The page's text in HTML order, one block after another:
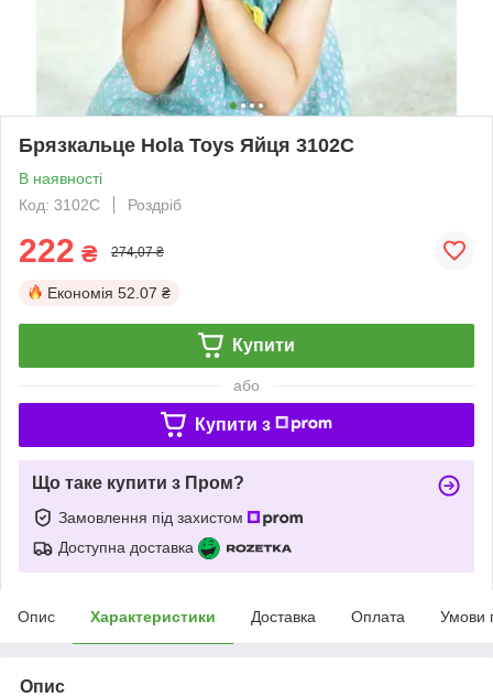
Брязкальце Hola Toys Яйця 3102C
В наявності
Код: 3102C
Роздріб
222 ₴ 274,07 ₴
Економія 52.07 ₴
Купити
або
Купити з
Що таке купити з Пром?
Замовлення під захистом
Доступна доставка
Опис Характеристики Доставка Оплата Умови
Опис